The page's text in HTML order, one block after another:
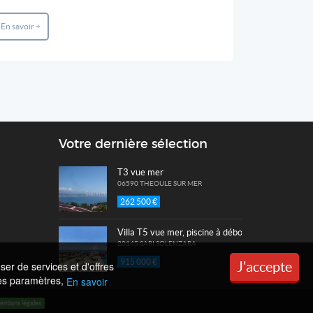
En savoir +
Votre dernière sélection
T3 vue mer
06590 THEOULE SUR MER
262 500 €
Villa T5 vue mer, piscine à débordement
20145 SARI SOLENZARA
915 000 €
légales
de services et d'offres
paramètres, En savoir
J'accepte